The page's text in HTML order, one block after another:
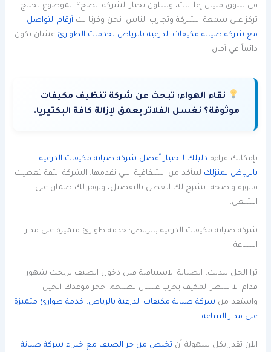
في سوق مليان إعلانات، وشلون تختار الشركة الصح؟ الموضوع يحتاج
تركز على سمعة الشركة وتجارب الناس. نحن وفرنا لك أرقام التواصل
مع شركة صيانة مكيفات الدرعية بالرياض لخدمات الطوارئ عشان تكون
دائماً في أمان.
نقاء الهواء: تبحث عن شركة تنظيف مكيفات
موثوقة؟ نغسل الفلاتر بعمق لإزالة كافة البكتيريا.
بإمكانك قراءة دليلك لاختيار أفضل شركة صيانة مكيفات الدرعية
بالرياض لمنزلك لتتأكد من الشفافية اللي نقدمها. الشركة الثقة تعطيك
فاتورة واضحة، تشرح لك العطل بالتفصيل، وتوفر لك ضمان على
الشغل.
شركة صيانة مكيفات الدرعية بالرياض: خدمة طوارئ متميزة على مدار
الساعة
ترا الحل بيديك، الصيانة الاستباقية قبل دخول الصيف تريحك شهور
قدام. لا تنتظر المكيف يخرب عشان تصلحه. احجز موعدك الحين
واستفد من شركة صيانة مكيفات الدرعية بالرياض: خدمة طوارئ متميزة
على مدار الساعة.
الآن تقدر بكل سهولة أن تخلص من حر الصيف مع خبراء شركة صيانة